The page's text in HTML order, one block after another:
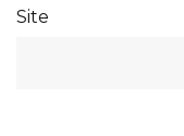
Site